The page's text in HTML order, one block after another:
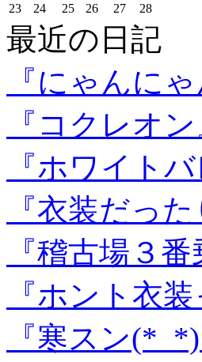
23
24 25 26 27 28
最近の日記
『にゃんに
『コクレオ
『ホワイト
『衣装だっ
『稽古場３
『ホント衣
『寒スン